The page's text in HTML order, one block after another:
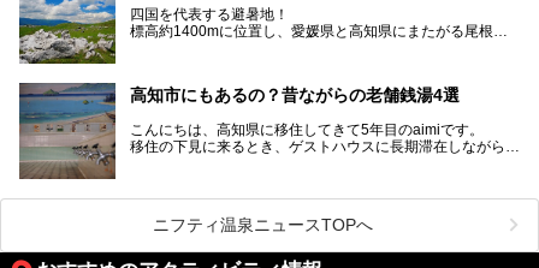
四国を代表する避暑地！
標高約1400mに位置し、愛媛県と高知県にまたがる尾根沿
が見れる場所。
帰り温泉（お風呂）がありません。
中でもライターおすすめの３つの温泉をご紹介します。
などが問題なければ、温泉に入ってから向かうことをオスス
メします。
なぜなら最寄り温泉でも車で４０分、山を降りていかねばな
りませんからね…！！
高知市にもあるの？昔ながらの老舗銭湯4選
こんにちは、高知県に移住してきて5年目のaimiです。
移住の下見に来るとき、ゲストハウスに長期滞在しながら観
高知市というと、高知県の人口の半分が集まっているにぎや
かなイメージがある方も多いかと思いますが、昔ながらの老
舗銭湯がけっこうな数あるのですよ。
規模は小さいながら、元気に営業中なので観光がてら訪問し
ニフティ温泉ニュースTOPへ